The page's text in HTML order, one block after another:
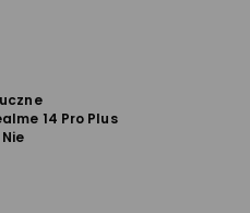
14 Pro Plus
Nie